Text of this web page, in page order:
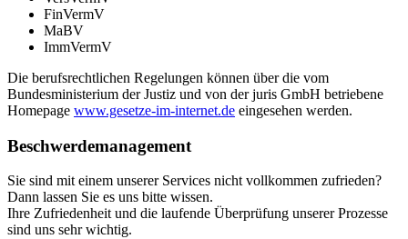
FinVermV
MaBV
ImmVermV
Die berufsrechtlichen Regelungen können über die vom
Bundesministerium der Justiz und von der juris GmbH betriebene
Homepage www.gesetze-im-internet.de eingesehen werden.
Beschwerdemanagement
Sie sind mit einem unserer Services nicht vollkommen zufrieden?
Dann lassen Sie es uns bitte wissen.
Ihre Zufriedenheit und die laufende Überprüfung unserer Prozesse
sind uns sehr wichtig.